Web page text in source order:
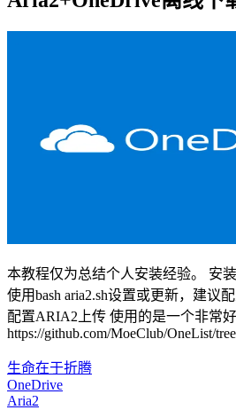
本教程仅为总结个人安装经验。 安
使用bash aria2.sh设置或更新，建议
配置ARIA2上传 使用的是一个非常
https://github.com/MoeClub/OneList/
生命在于折腾
OneDrive
Aria2